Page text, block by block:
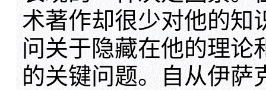
术著作却很少对他的知
问关于隐藏在他的理论
的关键问题。自从伊萨